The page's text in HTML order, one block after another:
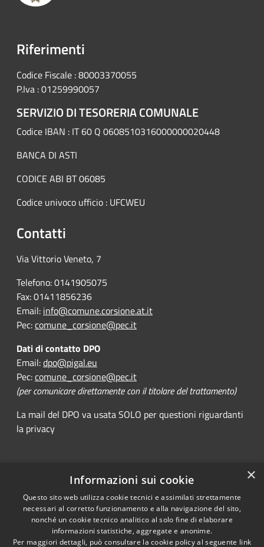
Riferimenti
Codice Fiscale : 80003370055
P.Iva : 01259990057
SERVIZIO DI TESORERIA COMUNALE
Codice IBAN : IT 60 Q 0608510316000000020448
BANCA DI ASTI
CODICE ABI BT 06085
Codice univoco ufficio : UFCWEU
Contatti
Via Vittorio Veneto, 7
Telefono: 0141905075
Fax: 01411856236
Email: info@comune.corsione.at.it
Pec:comune_corsione@pec.it
Dati di contatto DPO
Email:dpo@pigal.eu
Pec:comune_corsione@pec.it
(per comunicare direttamente con il titolare del trattamento)
La mail del DPO va usata SOLO per questioni riguardanti
la privacy
Accessibility
Privacy
Sitemap
Comune convenzionato
Astigov
Progetto|Convenzione
Adesioni
×
Informazioni sui cookie
Questo sito web utilizza cookie tecnici e assimilati strettamente
necessari al corretto funzionamento e alla navigazione del sito,
nonché un cookie tecnico analitico al solo fine di elaborare
informazioni statistiche, aggregate e anonime.
Per maggiori dettagli, può consultare la cookie policy al seguente link